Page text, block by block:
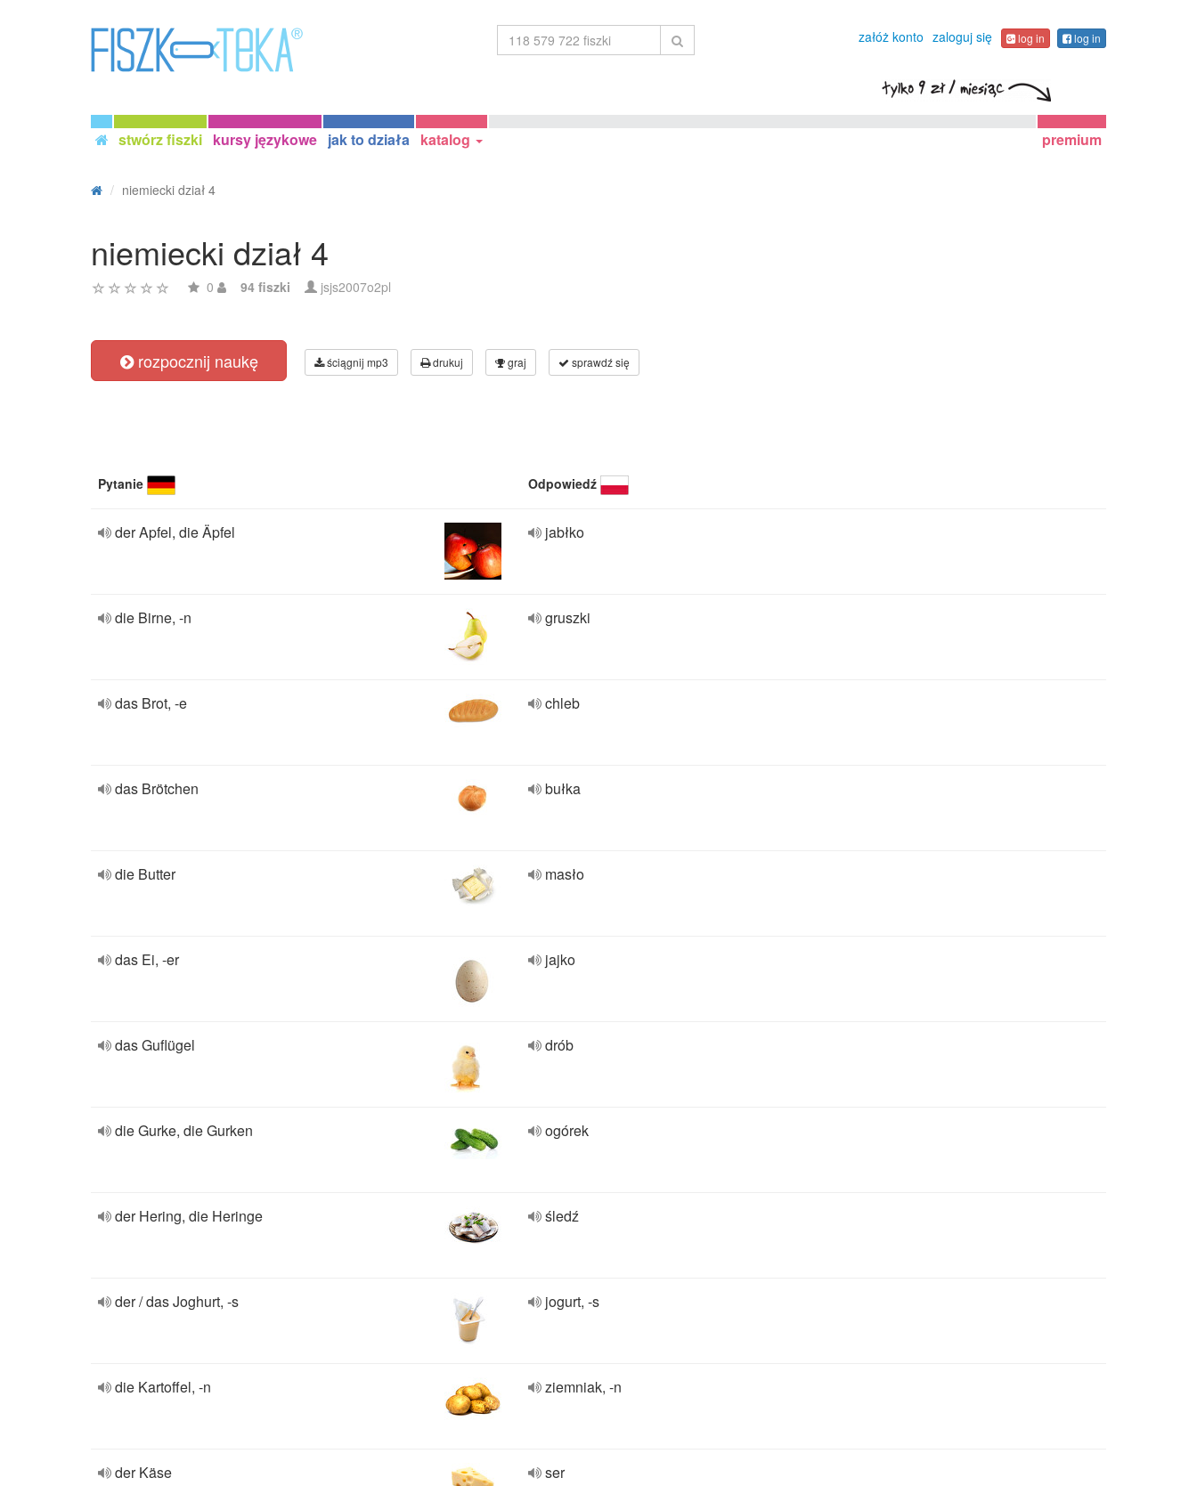
załóż konto zaloguj się log in log in
stwórz fiszki kursy językowe jak to działa katalog premium
niemiecki dział 4
niemiecki dział 4
0 94 fiszki jsjs2007o2pl
rozpocznij naukę ściągnij mp3 drukuj graj sprawdź się
Pytanie Odpowiedź
der Apfel, die Äpfel jabłko
die Birne, -n gruszki
das Brot, -e chleb
das Brötchen bułka
die Butter masło
das Ei, -er jajko
das Guflügel drób
die Gurke, die Gurken ogórek
der Hering, die Heringe śledź
der / das Joghurt, -s jogurt, -s
die Kartoffel, -n ziemniak, -n
der Käse ser